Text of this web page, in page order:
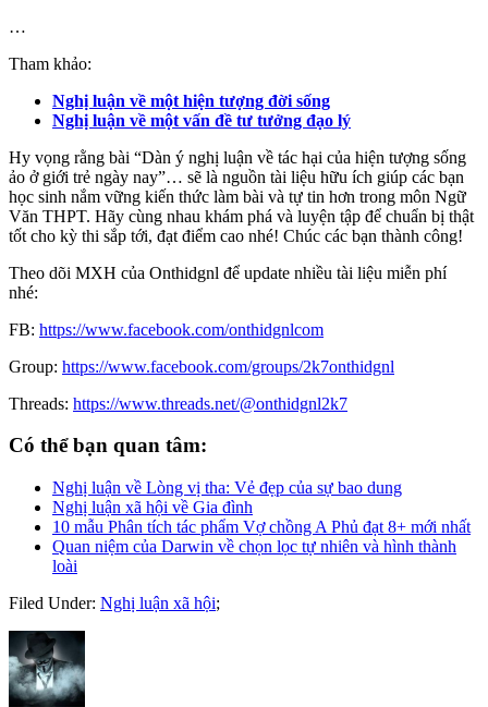
…
Tham khảo:
Nghị luận về một hiện tượng đời sống
Nghị luận về một vấn đề tư tưởng đạo lý
Hy vọng rằng bài “Dàn ý nghị luận về tác hại của hiện tượng sống
ảo ở giới trẻ ngày nay”… sẽ là nguồn tài liệu hữu ích giúp các bạn
học sinh nắm vững kiến thức làm bài và tự tin hơn trong môn Ngữ
Văn THPT. Hãy cùng nhau khám phá và luyện tập để chuẩn bị thật
tốt cho kỳ thi sắp tới, đạt điểm cao nhé! Chúc các bạn thành công!
Theo dõi MXH của Onthidgnl để update nhiều tài liệu miễn phí
nhé:
FB: https://www.facebook.com/onthidgnlcom
Group: https://www.facebook.com/groups/2k7onthidgnl
Threads: https://www.threads.net/@onthidgnl2k7
Có thể bạn quan tâm:
Nghị luận về Lòng vị tha: Vẻ đẹp của sự bao dung
Nghị luận xã hội về Gia đình
10 mẫu Phân tích tác phẩm Vợ chồng A Phủ đạt 8+ mới nhất
Quan niệm của Darwin về chọn lọc tự nhiên và hình thành
loài
Filed Under: Nghị luận xã hội;